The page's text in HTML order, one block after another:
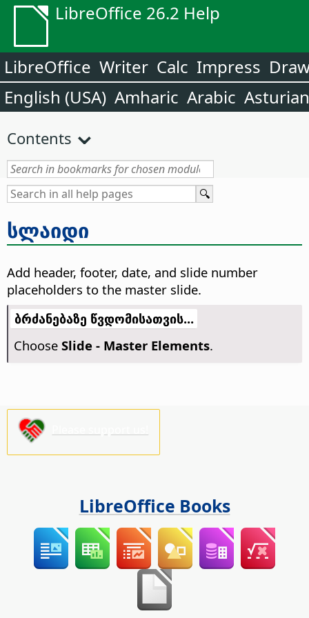
LibreOffice 26.2 Help
LibreOffice Writer Calc Impress
English (USA) Amharic Arabic Asturian
Contents
სლაიდი
Add header, footer, date, and slide number
placeholders to the master slide.
ბრძანებაზე წვდომისათვის...
Choose Slide - Master Elements.
LibreOffice Books